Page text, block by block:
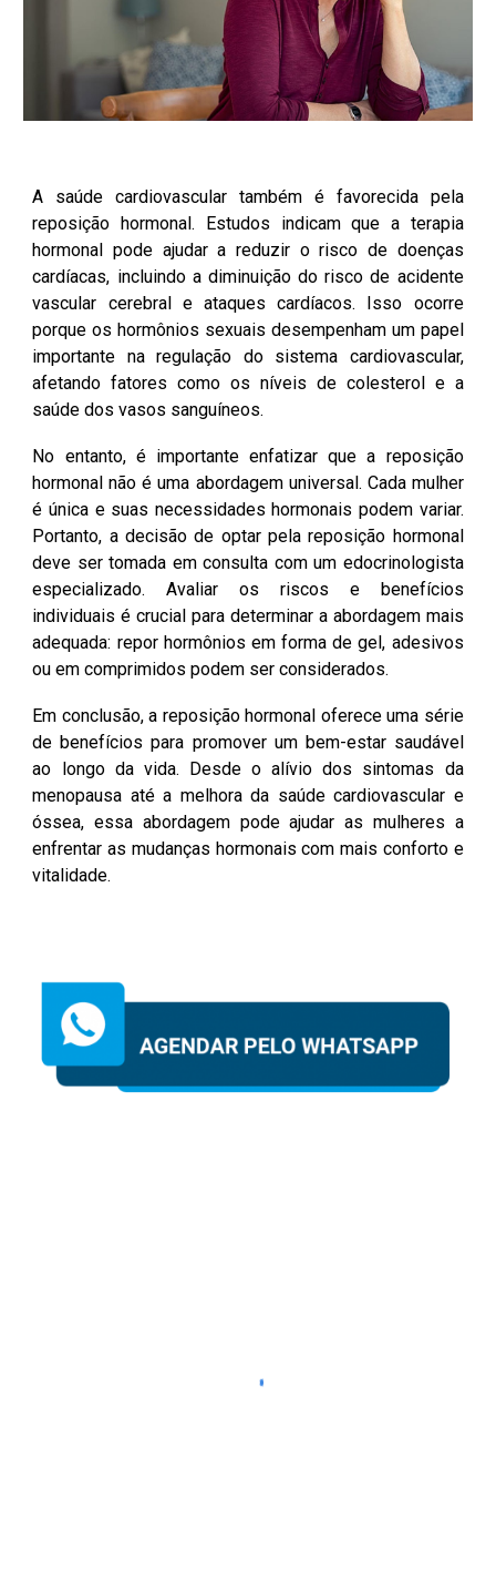
A saúde cardiovascular também é favorecida pela
reposição hormonal. Estudos indicam que a terapia
hormonal pode ajudar a reduzir o risco de doenças
cardíacas, incluindo a diminuição do risco de acidente
vascular cerebral e ataques cardíacos. Isso ocorre
porque os hormônios sexuais desempenham um papel
importante na regulação do sistema cardiovascular,
afetando fatores como os níveis de colesterol e a
saúde dos vasos sanguíneos.
No entanto, é importante enfatizar que a reposição
hormonal não é uma abordagem universal. Cada mulher
é única e suas necessidades hormonais podem variar.
Portanto, a decisão de optar pela reposição hormonal
deve ser tomada em consulta com um edocrinologista
especializado. Avaliar os riscos e benefícios
individuais é crucial para determinar a abordagem mais
adequada: repor hormônios em forma de gel, adesivos
ou em comprimidos podem ser considerados.
Em conclusão, a reposição hormonal oferece uma série
de benefícios para promover um bem-estar saudável
ao longo da vida. Desde o alívio dos sintomas da
menopausa até a melhora da saúde cardiovascular e
óssea, essa abordagem pode ajudar as mulheres a
enfrentar as mudanças hormonais com mais conforto e
vitalidade.